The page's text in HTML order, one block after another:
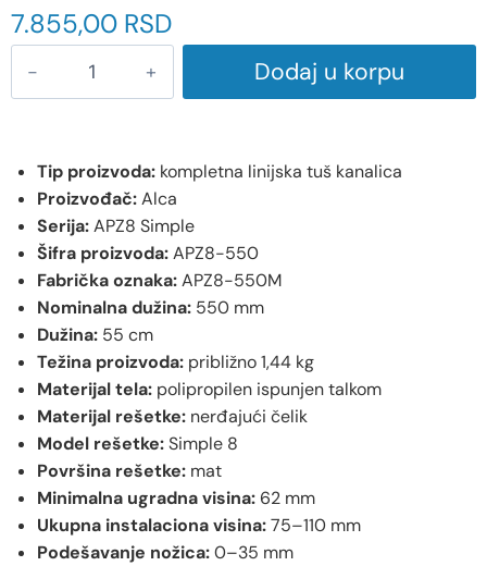
7.855,00 RSD
Dodaj u korpu
Tip proizvoda: kompletna linijska tuš kanalica
Proizvođač:Alca
Serija:APZ8 Simple
Šifra proizvoda:APZ8-550
Fabrička oznaka:APZ8-550M
Nominalna dužina: 550 mm
Dužina: 55 cm
Težina proizvoda: približno 1,44 kg
Materijal tela: polipropilen ispunjen talkom
Materijal rešetke: nerđajući čelik
Model rešetke:Simple 8
Površina rešetke: mat
Minimalna ugradna visina: 62 mm
Ukupna instalaciona visina:75–110 mm
Podešavanje nožica:0–35 mm